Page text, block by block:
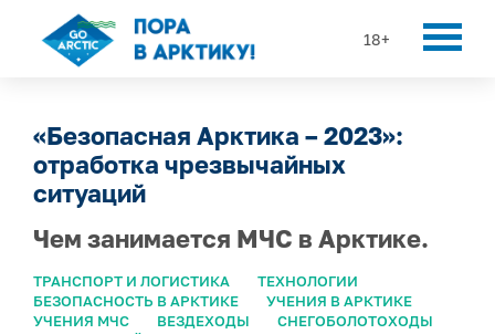
18+
«Безопасная Арктика – 2023»:
отработка чрезвычайных
ситуаций
Чем занимается МЧС в Арктике.
ТРАНСПОРТ И ЛОГИСТИКА
ТЕХНОЛОГИИ
БЕЗОПАСНОСТЬ В АРКТИКЕ
УЧЕНИЯ В АРКТИКЕ
УЧЕНИЯ МЧС
ВЕЗДЕХОДЫ
СНЕГОБОЛОТОХОДЫ